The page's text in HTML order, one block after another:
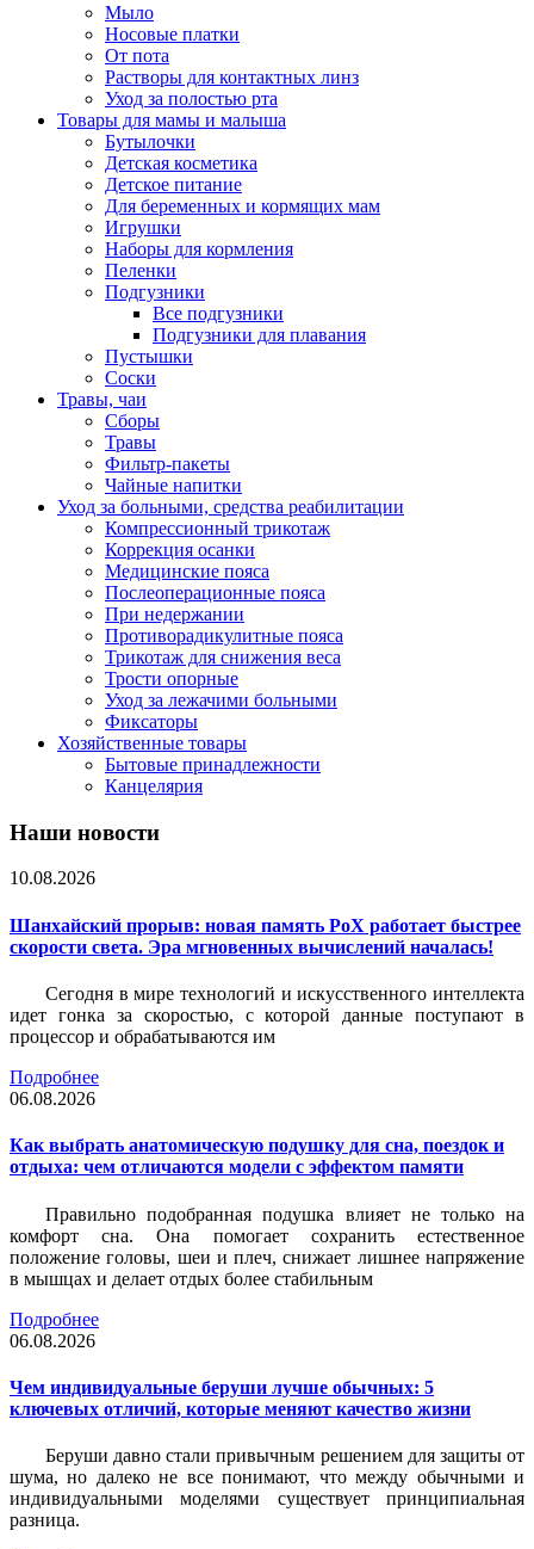
Мыло
Носовые платки
От пота
Растворы для контактных линз
Уход за полостью рта
Товары для мамы и малыша
Бутылочки
Детская косметика
Детское питание
Для беременных и кормящих мам
Игрушки
Наборы для кормления
Пеленки
Подгузники
Все подгузники
Подгузники для плавания
Пустышки
Соски
Травы, чаи
Сборы
Травы
Фильтр-пакеты
Чайные напитки
Уход за больными, средства реабилитации
Компрессионный трикотаж
Коррекция осанки
Медицинские пояса
Послеоперационные пояса
При недержании
Противорадикулитные пояса
Трикотаж для снижения веса
Трости опорные
Уход за лежачими больными
Фиксаторы
Хозяйственные товары
Бытовые принадлежности
Канцелярия
Наши новости
10.08.2026
Шанхайский прорыв: новая память PoX работает быстрее
скорости света. Эра мгновенных вычислений началась!
Сегодня в мире технологий и искусственного интеллекта
идет гонка за скоростью, с которой данные поступают в
процессор и обрабатываются им
Подробнее
06.08.2026
Как выбрать анатомическую подушку для сна, поездок и
отдыха: чем отличаются модели с эффектом памяти
Правильно подобранная подушка влияет не только на
комфорт сна. Она помогает сохранить естественное
положение головы, шеи и плеч, снижает лишнее напряжение
в мышцах и делает отдых более стабильным
Подробнее
06.08.2026
Чем индивидуальные беруши лучше обычных: 5
ключевых отличий, которые меняют качество жизни
Беруши давно стали привычным решением для защиты от
шума, но далеко не все понимают, что между обычными и
индивидуальными моделями существует принципиальная
разница.